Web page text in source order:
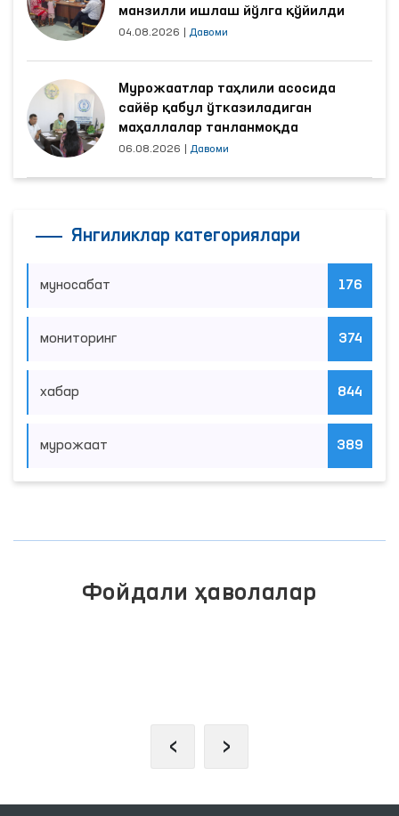
манзилли ишлаш йўлга қўйилди
04.08.2026 Давоми
Мурожаатлар таҳлили асосида
сайёр қабул ўтказиладиган
маҳаллалар танланмоқда
06.08.2026 Давоми
Янгиликлар категориялари
муносабат 176
мониторинг 374
хабар 844
мурожаат 389
Фойдали ҳаволалар
‹ ›